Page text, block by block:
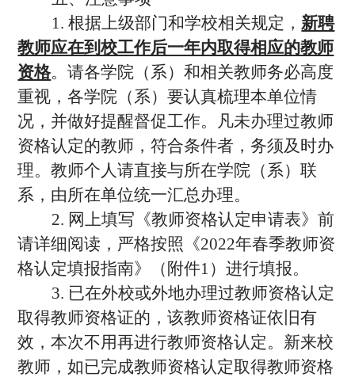
1. 根据上级部门和学校相关规定，新聘
教师应在到校工作后一年内取得相应的教师
资格。请各学院（系）和相关教师务必高度
重视，各学院（系）要认真梳理本单位情
况，并做好提醒督促工作。凡未办理过教师
资格认定的教师，符合条件者，务须及时办
理。教师个人请直接与所在学院（系）联
系，由所在单位统一汇总办理。
2. 网上填写《教师资格认定申请表》前
请详细阅读，严格按照《2022年春季教师资
格认定填报指南》（附件1）进行填报。
3. 已在外校或外地办理过教师资格认定
取得教师资格证的，该教师资格证依旧有
效，本次不用再进行教师资格认定。新来校
教师，如已完成教师资格认定取得教师资格